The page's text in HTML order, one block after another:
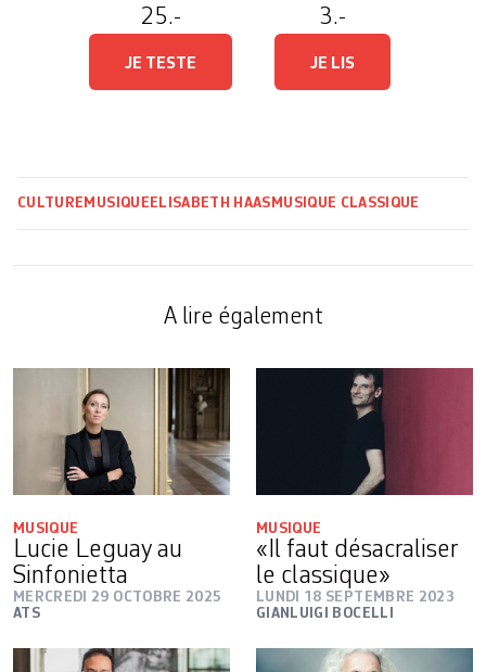
25.-
JE TESTE
3.-
JE LIS
CULTURE MUSIQUE ELISABETH HAAS MUSIQUE CLASSIQUE
A lire également
MUSIQUE
Lucie Leguay au
Sinfonietta
MERCREDI 29 OCTOBRE 2025
ATS
MUSIQUE
«Il faut désacraliser
le classique»
LUNDI 18 SEPTEMBRE 2023
GIANLUIGI BOCELLI